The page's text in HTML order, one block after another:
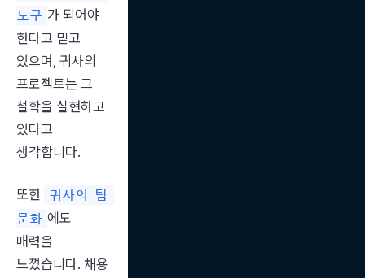
도구 가 되어야
한다고 믿고
있으며, 귀사의
프로젝트는 그
철학을 실현하고
있다고
생각합니다.
또한
귀사의 팀
문화 에도
매력을
느꼈습니다. 채용